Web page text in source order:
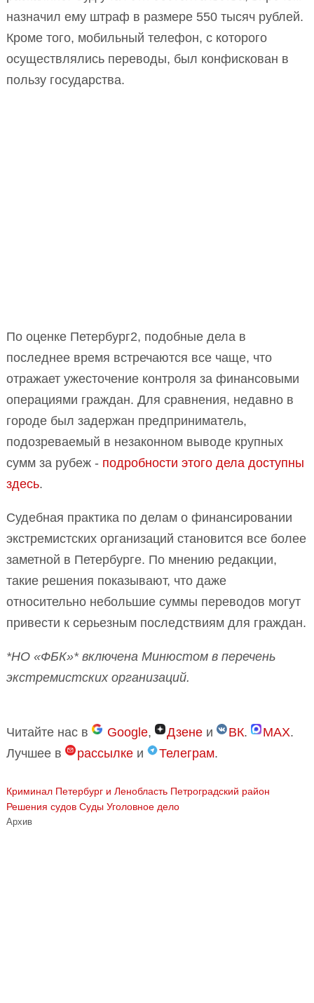
назначил ему штраф в размере 550 тысяч рублей.
Кроме того, мобильный телефон, с которого
осуществлялись переводы, был конфискован в
пользу государства.
По оценке Петербург2, подобные дела в
последнее время встречаются все чаще, что
отражает ужесточение контроля за финансовыми
операциями граждан. Для сравнения, недавно в
городе был задержан предприниматель,
подозреваемый в незаконном выводе крупных
сумм за рубеж - подробности этого дела доступны
здесь.
Судебная практика по делам о финансировании
экстремистских организаций становится все более
заметной в Петербурге. По мнению редакции,
такие решения показывают, что даже
относительно небольшие суммы переводов могут
привести к серьезным последствиям для граждан.
*НО «ФБК»* включена Минюстом в перечень
экстремистских организаций.
Читайте нас в Google, Дзене и ВК. MAX.
Лучшее в
рассылке и Телеграм.
Криминал Петербург и Ленобласть Петроградский район
Решения судов Суды Уголовное дело
Архив